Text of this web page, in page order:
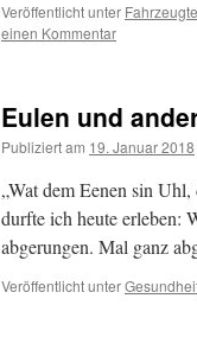
Veröffentlicht unter
einen Kommentar
Eulen und
Publiziert am 19. Januar 2018
„Wat dem Eenen sin
durfte ich heute erleben:
abgerungen. Mal ganz
Veröffentlicht unter